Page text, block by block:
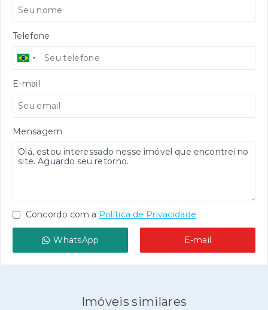
Telefone
E-mail
Mensagem
Concordo com a Política de Privacidade
WhatsApp E-mail
Imóveis similares